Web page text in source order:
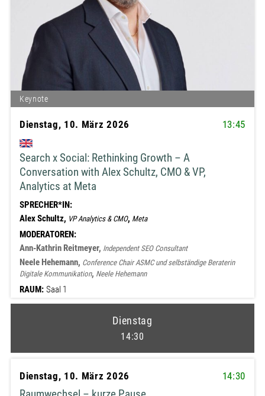
Keynote
Dienstag, 10. März 2026 13:45
Search x Social: Rethinking Growth – A
Conversation with Alex Schultz, CMO & VP,
Analytics at Meta
SPRECHER*IN:
Alex Schultz, VP Analytics & CMO, Meta
MODERATOREN:
Ann-Kathrin Reitmeyer, Independent SEO Consultant
Neele Hehemann, Conference Chair ASMC und selbständige Beraterin
Digitale Kommunikation, Neele Hehemann
RAUM: Saal 1
Dienstag
14:30
Dienstag, 10. März 2026 14:30